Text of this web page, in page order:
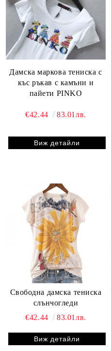
Дамска маркова тениска с
къс ръкав с камъни и
пайети PINKO
€42.44 83.01лв.
Виж детайли
Свободна дамска тениска
слънчогледи
€42.44
83.01лв.
Виж детайли